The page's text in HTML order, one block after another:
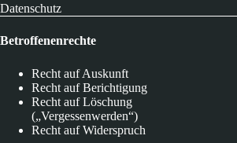
Datenschutz
Betroffenenrechte
Recht auf Auskunft
Recht auf Berichtigung
Recht auf Löschung
(„Vergessenwerden“)
Recht auf Widerspruch